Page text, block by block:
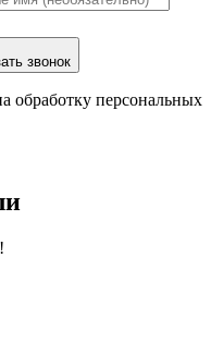
звонок
обработку персональных